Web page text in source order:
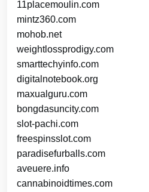
11placemoulin.com
mintz360.com
mohob.net
weightlossprodigy.com
smarttechyinfo.com
digitalnotebook.org
maxualguru.com
bongdasuncity.com
slot-pachi.com
freespinsslot.com
paradisefurballs.com
aveuere.info
cannabinoidtimes.com